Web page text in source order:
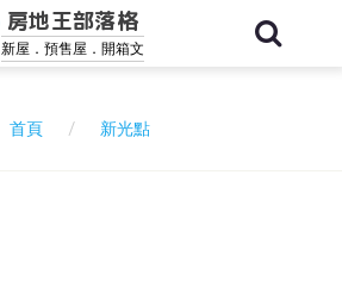
房地王部落格
新屋．預售屋．開箱文
首頁 新光點